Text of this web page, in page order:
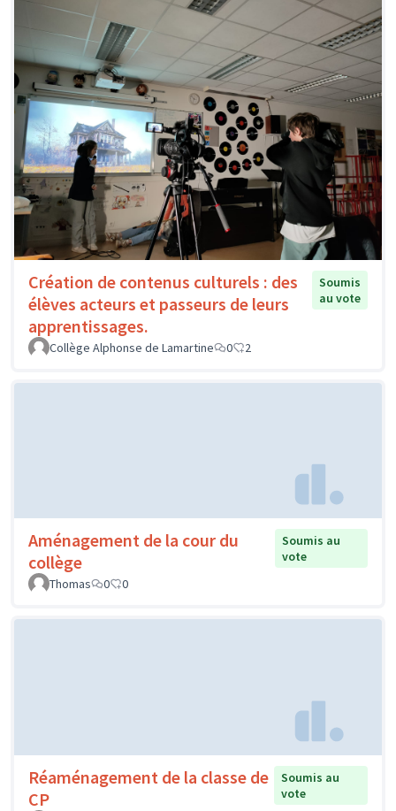
Création de contenus culturels : des
élèves acteurs et passeurs de leurs
apprentissages.
Soumis
au vote
Collège Alphonse de Lamartine 0 2
Aménagement de la cour du
collège
Soumis au
vote
Thomas
0 0
Réaménagement de la classe de
CP
Soumis au
vote